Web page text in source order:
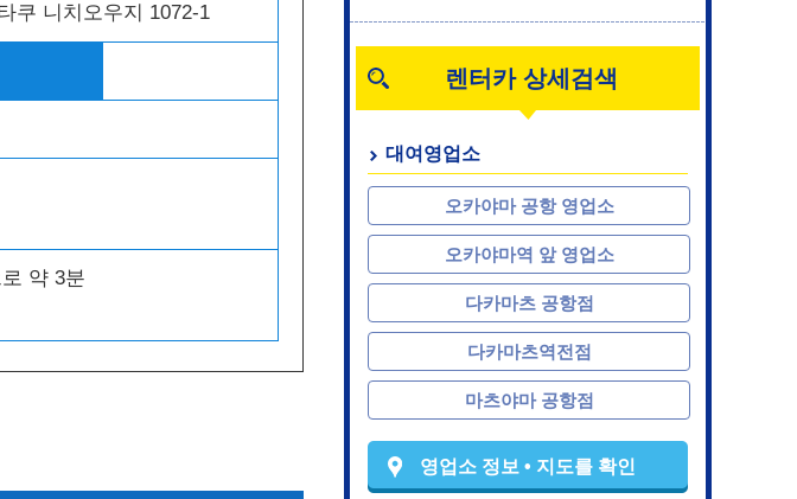
쿠 니치오우지 1072-1
약 3분
렌터카 상세검색
대여영업소
오카야마 공항 영업소
오카야마역 앞 영업소
다카마츠 공항점
다카마츠역전점
마츠야마 공항점
영업소 정보 • 지도를 확인